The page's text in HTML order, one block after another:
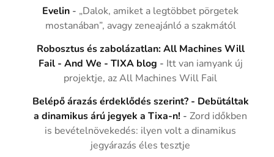
Evelin - „Dalok, amiket a legtöbbet pörgetek
mostanában”, avagy zeneajánló a szakmától
Robosztus és zabolázatlan: All Machines Will
Fail - And We - TIXA blog - Itt van iamyank új
projektje, az All Machines Will Fail
Belépő árazás érdeklődés szerint? - Debütáltak
a dinamikus árú jegyek a Tixa-n! -Zord időkben
is bevételnövekedés: ilyen volt a dinamikus
jegyárazás éles tesztje